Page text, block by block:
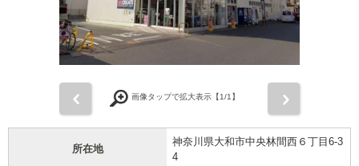
画像タップで拡大表示【1/1】
所在地
神奈川県大和市中央林間西６丁目6-3
4